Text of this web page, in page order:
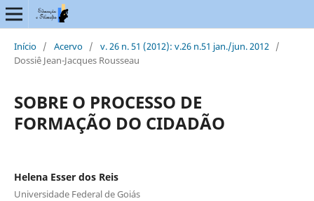
Início / Acervo / v. 26 n. 51 (2012): v.26 n.51 jan./jun. 2012 /
Dossiê Jean-Jacques Rousseau
SOBRE O PROCESSO DE
FORMAÇÃO DO CIDADÃO
Helena Esser dos Reis
Universidade Federal de Goiás